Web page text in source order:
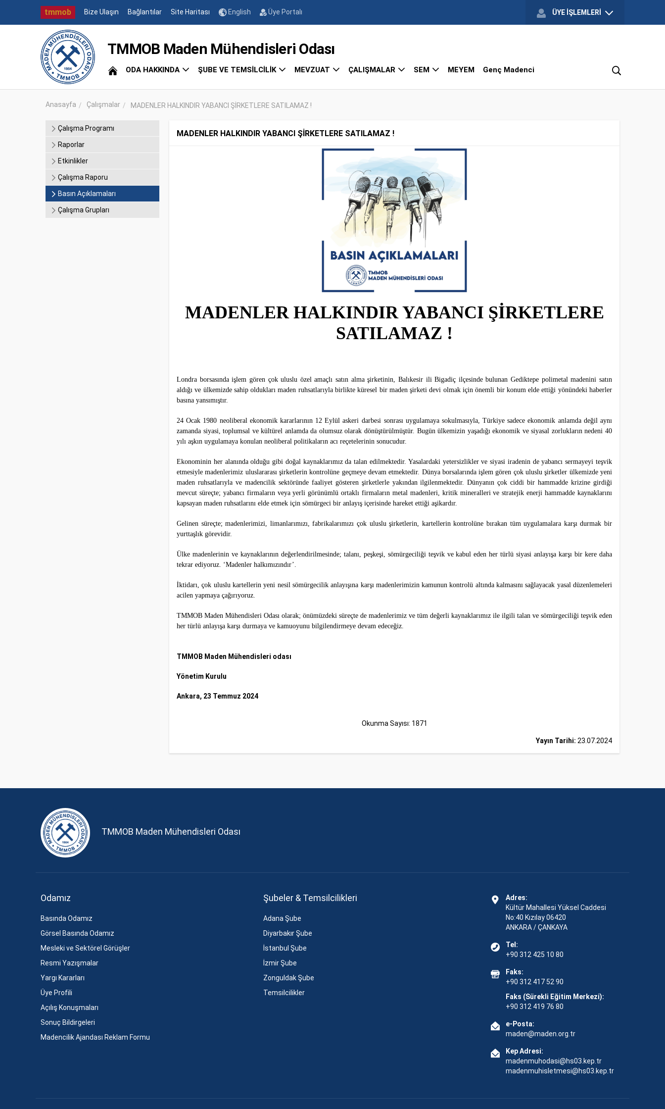
tmmob Bize Ulaşın Bağlantılar Site Haritası English Üye Portalı ÜYE İŞLEMLERİ
TMMOB Maden Mühendisleri Odası
ODA HAKKINDA ŞUBE VE TEMSİLCİLİK MEVZUAT ÇALIŞMALAR SEM MEYEM Genç Madenci
Anasayfa Çalışmalar MADENLER HALKINDIR YABANCI ŞİRKETLERE SATILAMAZ !
Çalışma Programı
Raporlar
Etkinlikler
Çalışma Raporu
Basın Açıklamaları
Çalışma Grupları
MADENLER HALKINDIR YABANCI ŞİRKETLERE SATILAMAZ !
MADENLER HALKINDIR YABANCI ŞİRKETLERE
SATILAMAZ !
Londra borsasında işlem gören çok uluslu özel amaçlı satın alma şirketinin, Balıkesir ili Bigadiç ilçesinde bulunan Gediktepe polimetal madenini satın
aldığı ve ülkemizde sahip oldukları maden ruhsatlarıyla birlikte küresel bir maden şirketi devi olmak için önemli bir konum elde ettiği yönündeki haberler
basına yansımıştır.
24 Ocak 1980 neoliberal ekonomik kararlarının 12 Eylül askeri darbesi sonrası uygulamaya sokulmasıyla, Türkiye sadece ekonomik anlamda değil aynı
zamanda siyasi, toplumsal ve kültürel anlamda da olumsuz olarak dönüştürülmüştür. Bugün ülkemizin yaşadığı ekonomik ve siyasal zorlukların nedeni 40
yılı aşkın uygulamaya konulan neoliberal politikaların acı reçetelerinin sonucudur.
Ekonominin her alanında olduğu gibi doğal kaynaklarımız da talan edilmektedir. Yasalardaki yetersizlikler ve siyasi iradenin de yabancı sermayeyi teşvik
etmesiyle madenlerimiz uluslararası şirketlerin kontrolüne geçmeye devam etmektedir. Dünya borsalarında işlem gören çok uluslu şirketler ülkemizde yeni
maden ruhsatlarıyla ve madencilik sektöründe faaliyet gösteren şirketlerle yakından ilgilenmektedir. Dünyanın çok ciddi bir hammadde krizine girdiği
mevcut süreçte; yabancı firmaların veya yerli görünümlü ortaklı firmaların metal madenleri, kritik mineralleri ve stratejik enerji hammadde kaynaklarını
kapsayan maden ruhsatlarını elde etmek için sömürgeci bir anlayış içerisinde hareket ettiği aşikardır.
Gelinen süreçte; madenlerimizi, limanlarımızı, fabrikalarımızı çok uluslu şirketlerin, kartellerin kontrolüne bırakan tüm uygulamalara karşı durmak bir
yurttaşlık görevidir.
Ülke madenlerinin ve kaynaklarının değerlendirilmesinde; talanı, peşkeşi, sömürgeciliği teşvik ve kabul eden her türlü siyasi anlayışa karşı bir kere daha
tekrar ediyoruz. ‘Madenler halkımızındır’.
İktidarı, çok uluslu kartellerin yeni nesil sömürgecilik anlayışına karşı madenlerimizin kamunun kontrolü altında kalmasını sağlayacak yasal düzenlemeleri
acilen yapmaya çağırıyoruz.
TMMOB Maden Mühendisleri Odası olarak; önümüzdeki süreçte de madenlerimiz ve tüm değerli kaynaklarımız ile ilgili talan ve sömürgeciliği teşvik eden
her türlü anlayışa karşı durmaya ve kamuoyunu bilgilendirmeye devam edeceğiz.
TMMOB Maden Mühendisleri odası
Yönetim Kurulu
Ankara, 23 Temmuz 2024
Okunma Sayısı: 1871
Yayın Tarihi: 23.07.2024
TMMOB Maden Mühendisleri Odası
Odamız
Basında Odamız
Görsel Basında Odamız
Mesleki ve Sektörel Görüşler
Resmi Yazışmalar
Yargı Kararları
Üye Profili
Açılış Konuşmaları
Sonuç Bildirgeleri
Madencilik Ajandası Reklam Formu
Şubeler & Temsilcilikleri
Adana Şube
Diyarbakır Şube
İstanbul Şube
İzmir Şube
Zonguldak Şube
Temsilcilikler
Adres:
Kültür Mahallesi Yüksel Caddesi
No:40 Kızılay 06420
ANKARA / ÇANKAYA
Tel:
+90 312 425 10 80
Faks:
+90 312 417 52 90
Faks (Sürekli Eğitim Merkezi):
+90 312 419 76 80
e-Posta:
maden@maden.org.tr
Kep Adresi:
madenmuhodasi@hs03.kep.tr
madenmuhisletmesi@hs03.kep.tr